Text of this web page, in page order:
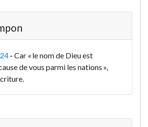
- Car « le nom de Dieu est
de vous parmi les nations »,